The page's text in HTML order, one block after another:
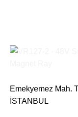
Emekyemez Mah.
İSTANBUL